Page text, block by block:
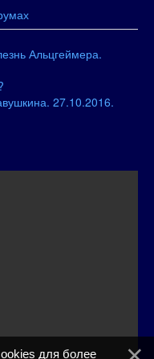
Альцгеймера.
27.10.2016.
для более